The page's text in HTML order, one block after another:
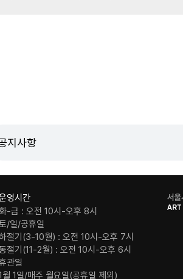
지사항
영시간
화-금 : 오전 10시-오후 8시
토/일/공휴일
절기(3-10월) : 오전 10시-오후 7시
절기(11-2월) : 오전 10시-오후 6시
관일
월 1일/매주 월요일(공휴일 제외)
로
고